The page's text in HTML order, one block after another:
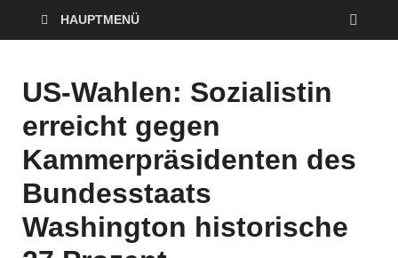
HAUPTMENÜ
US-Wahlen: Sozialistin
erreicht gegen
Kammerpräsidenten des
Bundesstaats
Washington historische